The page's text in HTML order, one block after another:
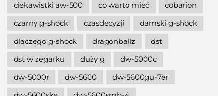
ciekawistki aw-500
co warto mieć
cobarion
czarny g-shock
czasdecyzji
damski g-shock
dlaczego g-shock
dragonballz
dst
dst w zegarku
duży g
dw-5000c
dw-5000r
dw-5600
dw-5600gu-7er